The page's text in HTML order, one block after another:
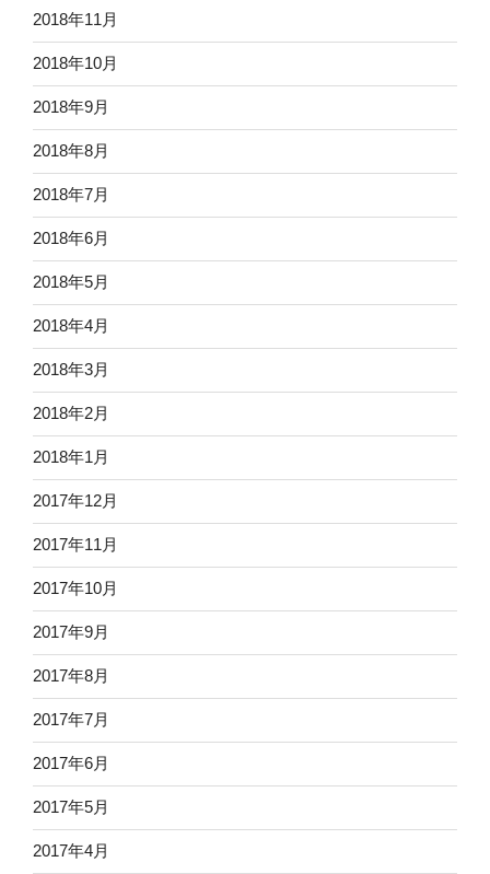
2018年11月
2018年10月
2018年9月
2018年8月
2018年7月
2018年6月
2018年5月
2018年4月
2018年3月
2018年2月
2018年1月
2017年12月
2017年11月
2017年10月
2017年9月
2017年8月
2017年7月
2017年6月
2017年5月
2017年4月